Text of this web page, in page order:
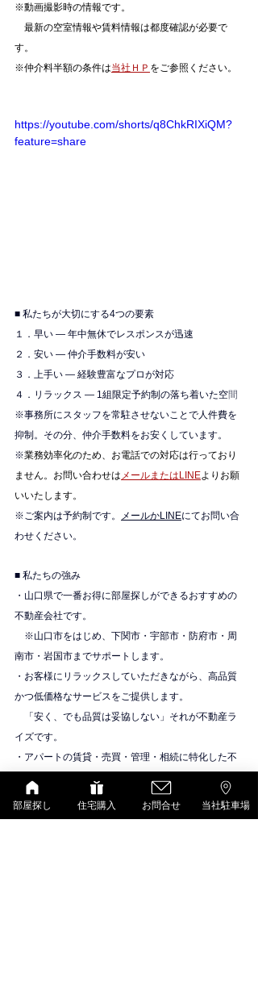
※動画撮影時の情報です。
最新の空室情報や賃料情報は都度確認が必要で
す。
※仲介料半額の条件は当社ＨＰ をご参照ください。
https://youtube.com/shorts/q8ChkRIXiQM?
feature=share
■ 私たちが大切にする4つの要素
１．早い — 年中無休でレスポンスが迅速
２．安い — 仲介手数料が安い
３．上手い — 経験豊富なプロが対応
４．リラックス — 1組限定予約制の落ち着いた空間
※事務所にスタッフを常駐させないことで人件費を
抑制。その分、仲介手数料をお安くしています。
※業務効率化のため、お電話での対応は行っており
ません。お問い合わせは メールまたはLINEよりお願
いいたします。
※ご案内は予約制です。
メールかLINEにてお問い合
わせください。
■ 私たちの強み
・山口県で一番お得に部屋探しができるおすすめの
不動産会社です。
※山口市をはじめ、下関市・宇部市・防府市・周
南市・岩国市までサポートします。
・お客様にリラックスしていただきながら、高品質
かつ低価格なサービスをご提供します。
「安く、でも品質は妥協しない」それが不動産ラ
イズです。
・アパートの賃貸・売買・管理・相続に特化した不
物件紹介
D-room（大和ハウス）
部屋探し 住宅購入 お問合せ 当社駐車場